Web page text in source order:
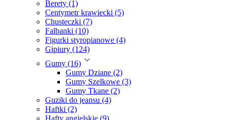
Berety (1)
Centymetr krawiecki (5)
Chusteczki (7)
Falbanki (10)
Figurki styropianowe (4)
Gipiury (124)
Gumy (16)
Gumy Dziane (2)
Gumy Szelkowe (3)
Gumy Tkane (2)
Guziki do jeansu (4)
Haftki (2)
Hafty angielskie (9)